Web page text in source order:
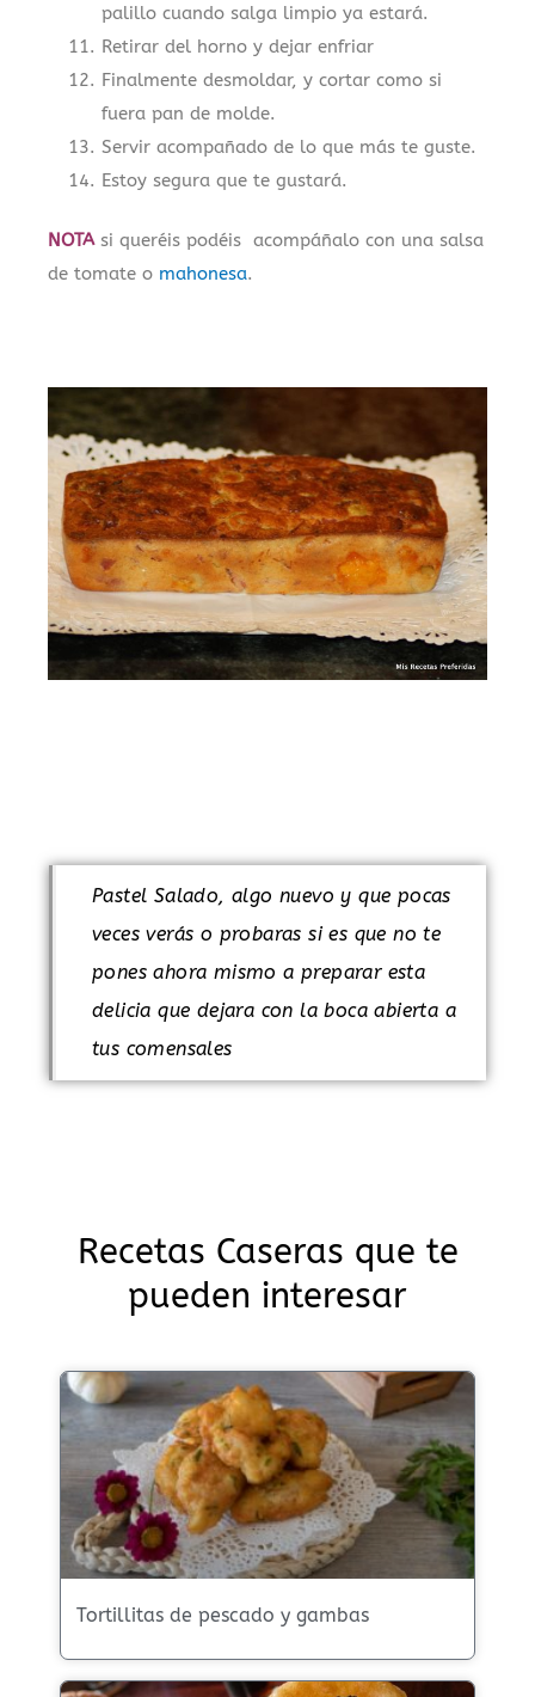
palillo cuando salga limpio ya estará.
Retirar del horno y dejar enfriar
Finalmente desmoldar, y cortar como si
fuera pan de molde.
Servir acompañado de lo que más te guste.
Estoy segura que te gustará.
NOTAsi queréis podéis acompáñalo con una salsa
de tomate o mahonesa.
Pastel Salado, algo nuevo y que pocas
veces verás o probaras si es que no te
pones ahora mismo a preparar esta
delicia que dejara con la boca abierta a
tus comensales
Recetas Caseras que te
pueden interesar
Tortillitas de pescado y gambas